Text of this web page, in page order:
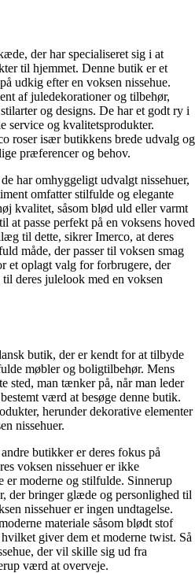
der har specialiseret sig i at
til hjemmet. Denne butik er et
udkig efter en voksen nissehue.
af juledekorationer og tilbehør,
og designs. De har et godt ry i
service og kvalitetsprodukter.
roser især butikkens brede udvalg og
præferencer og behov.
har omhyggeligt udvalgt nissehuer,
omfatter stilfulde og elegante
kvalitet, såsom blød uld eller varmt
at passe perfekt på en voksens hoved
til dette, sikrer Imerco, at deres
måde, der passer til voksen smag
et oplagt valg for forbrugere, der
deres julelook med en voksen
butik, der er kendt for at tilbyde
møbler og boligtilbehør. Mens
sted, man tænker på, når man leder
værd at besøge denne butik.
herunder dekorative elementer
nissehuer.
butikker er deres fokus på
voksen nissehuer er ikke
er moderne og stilfulde. Sinnerup
der bringer glæde og personlighed til
nissehuer er ingen undtagelse.
materiale såsom blødt stof
giver dem et moderne twist. Så
der vil skille sig ud fra
værd at overveje.